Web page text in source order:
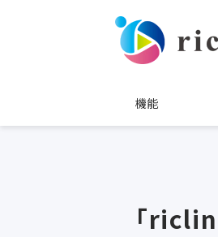
機能
「